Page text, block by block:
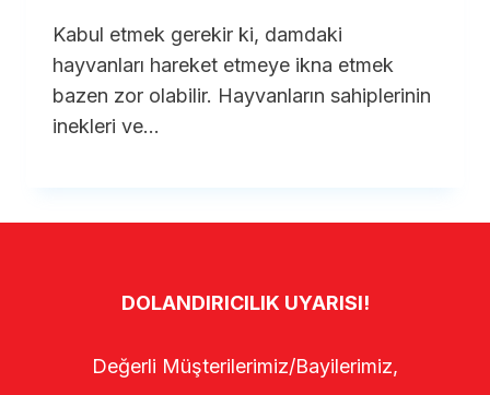
Kabul etmek gerekir ki, damdaki
hayvanları hareket etmeye ikna etmek
bazen zor olabilir. Hayvanların sahiplerinin
inekleri ve…
DOLANDIRICILIK UYARISI!
Değerli Müşterilerimiz/Bayilerimiz,